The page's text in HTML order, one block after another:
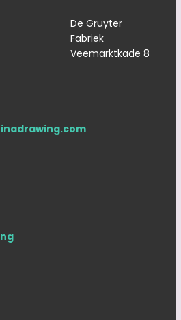
De Gruyter
Fabriek
Veemarktkade 8